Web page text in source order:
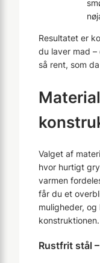
Resultatet er
du laver mad
så rent, som
Valget af
hvor hurtigt
varmen
får du et
muligheder,
konstruktionen.
Rustfrit stål